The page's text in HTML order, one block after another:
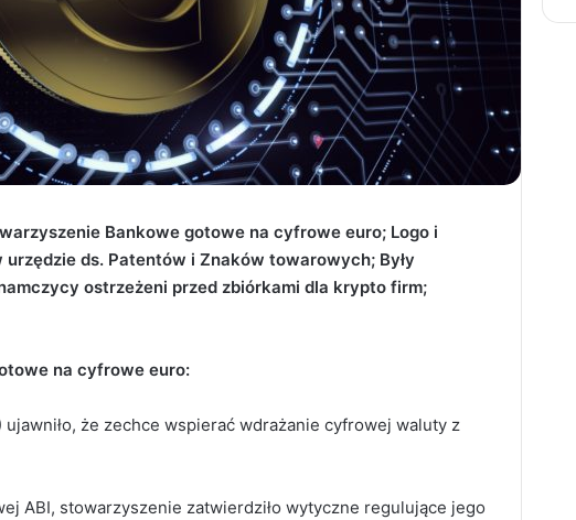
Bankowe gotowe na cyfrowe euro; Logo i
ds. Patentów i Znaków towarowych; Były
ostrzeżeni przed zbiórkami dla krypto firm;
na cyfrowe euro:
ujawniło, że zechce wspierać wdrażanie cyfrowej waluty z
ABI, stowarzyszenie zatwierdziło wytyczne regulujące jego